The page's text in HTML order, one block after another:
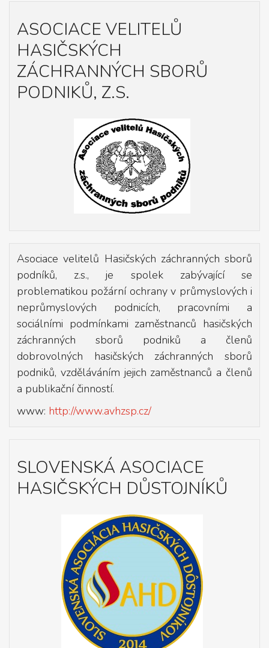
ASOCIACE VELITELŮ
HASIČSKÝCH
ZÁCHRANNÝCH SBORŮ
PODNIKŮ, Z.S.
Asociace velitelů Hasičských záchranných sborů
podníků, z.s., je spolek zabývající se
problematikou požární ochrany v průmyslových i
neprůmyslových podnicích, pracovními a
sociálními podmínkami zaměstnanců hasičských
záchranných sborů podniků a členů
dobrovolných hasičských záchranných sborů
podniků, vzděláváním jejich zaměstnanců a členů
a publikační činností.
www: http://www.avhzsp.cz/
SLOVENSKÁ ASOCIACE
HASIČSKÝCH DŮSTOJNÍKŮ